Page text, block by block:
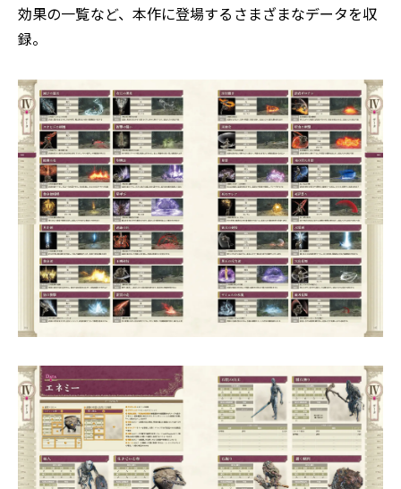
効果の一覧など、本作に登場するさまざまなデータを収
録。